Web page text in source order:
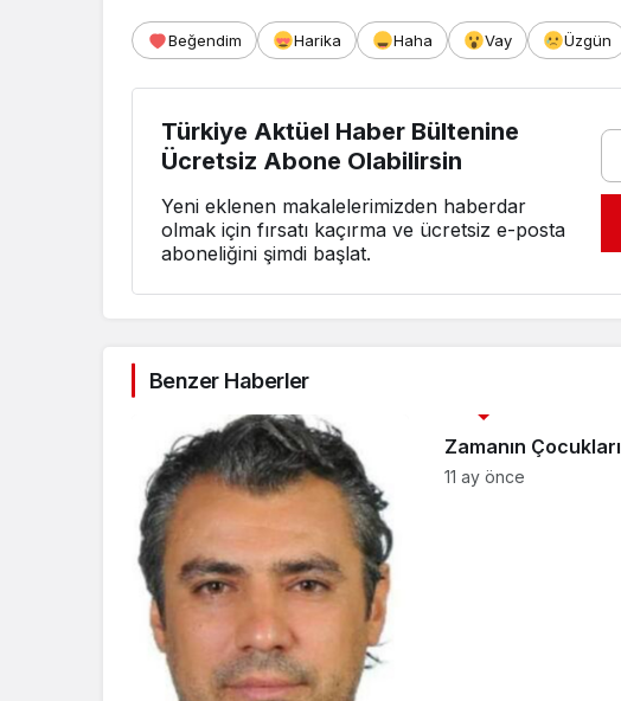
Beğendim Harika Haha Vay Üzgün
Türkiye Aktüel Haber Bültenine
Ücretsiz Abone Olabilirsin
Yeni eklenen makalelerimizden haberdar
olmak için fırsatı kaçırma ve ücretsiz e-posta
aboneliğini şimdi başlat.
Benzer Haberler
Zamanın Çocukları
11 ay önce